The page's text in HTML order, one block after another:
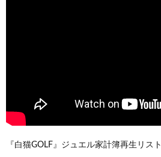
『白猫GOLF』ジュエル家計簿再生リスト